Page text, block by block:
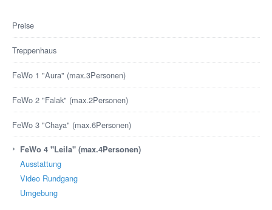
Preise
Treppenhaus
FeWo 1 "Aura" (max.3Personen)
FeWo 2 "Falak" (max.2Personen)
FeWo 3 "Chaya" (max.6Personen)
› FeWo 4 "Leila" (max.4Personen)
Ausstattung
Video Rundgang
Umgebung